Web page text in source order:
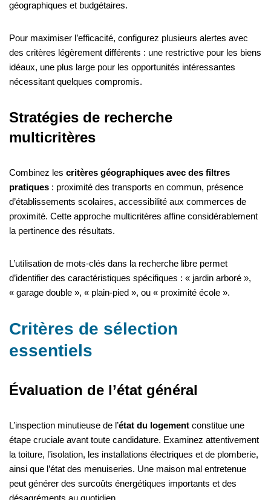
géographiques et budgétaires.
Pour maximiser l’efficacité, configurez plusieurs alertes avec
des critères légèrement différents : une restrictive pour les biens
idéaux, une plus large pour les opportunités intéressantes
nécessitant quelques compromis.
Stratégies de recherche
multicritères
Combinez les critères géographiques avec des filtres
pratiques : proximité des transports en commun, présence
d’établissements scolaires, accessibilité aux commerces de
proximité. Cette approche multicritères affine considérablement
la pertinence des résultats.
L’utilisation de mots-clés dans la recherche libre permet
d’identifier des caractéristiques spécifiques : « jardin arboré »,
« garage double », « plain-pied », ou « proximité école ».
Critères de sélection
essentiels
Évaluation de l’état général
L’inspection minutieuse de l’état du logement constitue une
étape cruciale avant toute candidature. Examinez attentivement
la toiture, l’isolation, les installations électriques et de plomberie,
ainsi que l’état des menuiseries. Une maison mal entretenue
peut générer des surcoûts énergétiques importants et des